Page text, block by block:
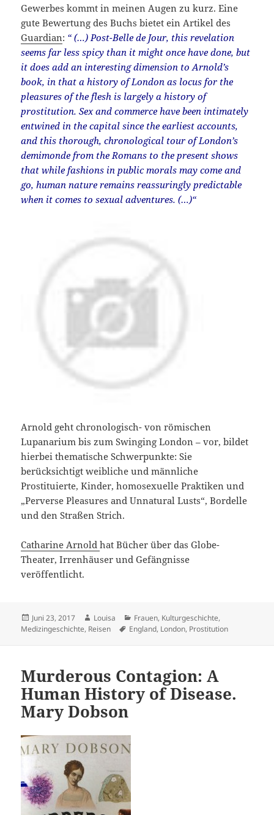
Gewerbes kommt in meinen Augen zu kurz. Eine
gute Bewertung des Buchs bietet ein Artikel des
Guardian: “ (…) Post-Belle de Jour, this revelation
seems far less spicy than it might once have done, but
it does add an interesting dimension to Arnold’s
book, in that a history of London as locus for the
pleasures of the flesh is largely a history of
prostitution. Sex and commerce have been intimately
entwined in the capital since the earliest accounts,
and this thorough, chronological tour of London’s
demimonde from the Romans to the present shows
that while fashions in public morals may come and
go, human nature remains reassuringly predictable
when it comes to sexual adventures. (…)“
Arnold geht chronologisch- von römischen
Lupanarium bis zum Swinging London – vor, bildet
hierbei thematische Schwerpunkte: Sie
berücksichtigt weibliche und männliche
Prostituierte, Kinder, homosexuelle Praktiken und
„Perverse Pleasures and Unnatural Lusts“, Bordelle
und den Straßen Strich.
Catharine Arnoldhat Bücher über das Globe-
Theater, Irrenhäuser und Gefängnisse
veröffentlicht.
Veröffentlicht
am
Juni 23, 2017 Autor
Louisa Kategorien
Frauen, Kulturgeschichte,
Medizingeschichte, Reisen Schlagwörter
England, London, Prostitution
Murderous Contagion: A
Human History of Disease.
Mary Dobson